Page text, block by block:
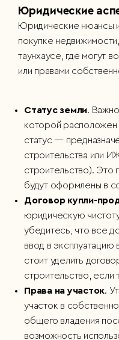
Юридические
Юридические нюансы
покупке
таунхаусе, где могут
или правами
Статус земли.
которой расположен
статус —
строительства или
строительство). Это
будут оформлены в
Договор купли-
юридическую
убедитесь, что все
ввод в
стоит уделить
строительство, если
Права на участок.
участок в
общего владения
возможность